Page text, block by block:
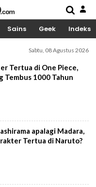
Sains Geek Indeks
Sabtu, 08 Agustus 2026
Tertua di One Piece,
Tembus 1000 Tahun
apalagi Madara,
Tertua di Naruto?